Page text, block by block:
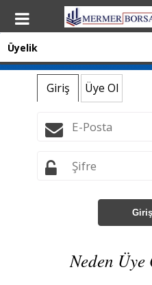
Üyelik
Giriş Üye Ol
Neden Üye